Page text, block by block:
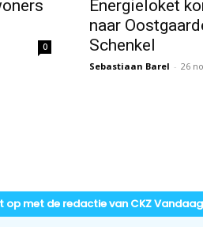
0
Energieloket
naar
Schenkel
Sebastiaan Barel - 26
met de redactie van CKZ